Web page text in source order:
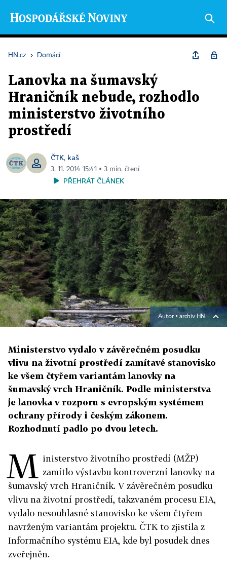
HN.cz › Domácí
Lanovka na šumavský
Hraničník nebude, rozhodlo
ministerstvo životního
prostředí
ČTK, kaš
3. 11. 2014 15:41 ▪ 3 min. čtení
PŘEHRÁT ČLÁNEK
Autor ▪ archiv HN
Ministerstvo vydalo v závěrečném posudku
vlivu na životní prostředí zamítavé stanovisko
ke všem čtyřem variantám lanovky na
šumavský vrch Hraničník. Podle ministerstva
je lanovka v rozporu s evropským systémem
ochrany přírody i českým zákonem.
Rozhodnutí padlo po dvou letech.
M inisterstvo životního prostředí (MŽP)
zamítlo výstavbu kontroverzní lanovky na
šumavský vrch Hraničník. V závěrečném posudku
vlivu na životní prostředí, takzvaném procesu EIA,
vydalo nesouhlasné stanovisko ke všem čtyřem
navrženým variantám projektu. ČTK to zjistila z
Informačního systému EIA, kde byl posudek dnes
zveřejněn.